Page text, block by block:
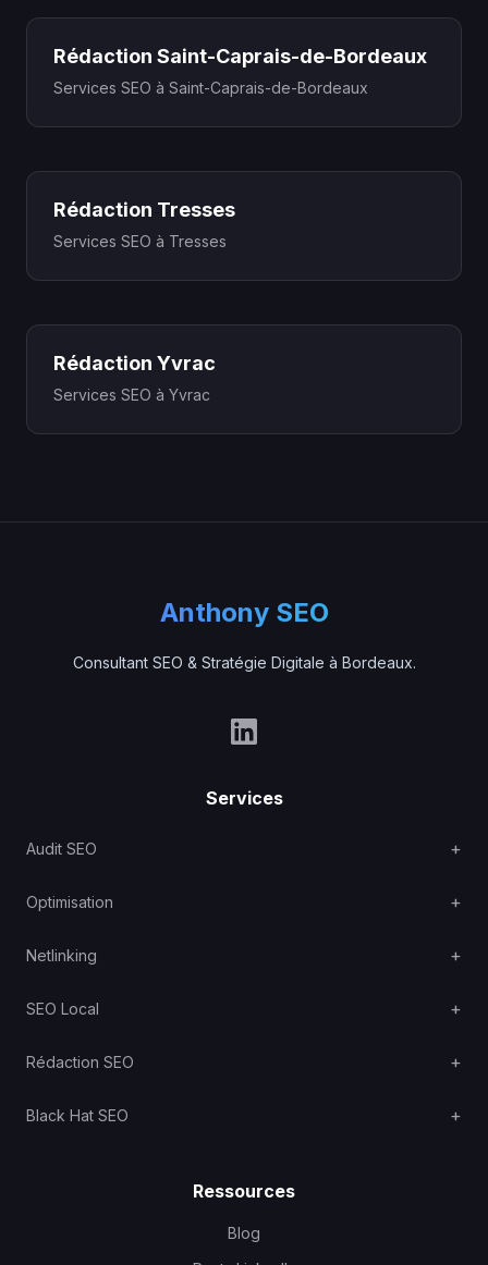
Rédaction Saint-Caprais-de-Bordeaux
Services SEO à Saint-Caprais-de-Bordeaux
Rédaction Tresses
Services SEO à Tresses
Rédaction Yvrac
Services SEO à Yvrac
Anthony SEO
Consultant SEO & Stratégie Digitale à Bordeaux.
Services
Audit SEO
Optimisation
Netlinking
SEO Local
Rédaction SEO
Black Hat SEO
Ressources
Blog